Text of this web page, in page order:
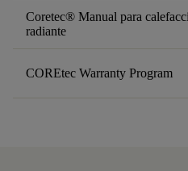
Coretec® Manual para
radiante
COREtec Warranty Program